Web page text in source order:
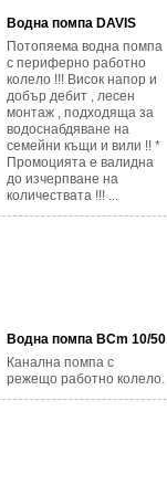
Водна помпа DAVIS
Потопяема водна помпа
с периферно работно
колело !!! Висок напор и
добър дебит , лесен
монтаж , подходяща за
водоснабдяване на
семейни къщи и вили !! *
Промоцията е валидна
до изчерпване на
количествата !!! ...
Водна помпа BCm 10/50
Канална помпа с
режещо работно колело.